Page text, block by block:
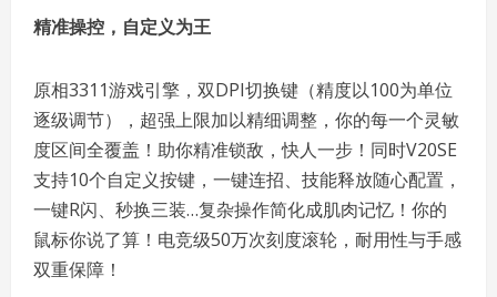
精准操控，自定义为王
原相3311游戏引擎，双DPI切换键（精度以100为单位
逐级调节），超强上限加以精细调整，你的每一个灵敏
度区间全覆盖！助你精准锁敌，快人一步！同时V20SE
支持10个自定义按键，一键连招、技能释放随心配置，
一键R闪、秒换三装…复杂操作简化成肌肉记忆！你的
鼠标你说了算！电竞级50万次刻度滚轮，耐用性与手感
双重保障！